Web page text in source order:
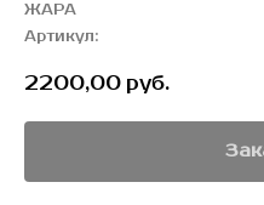
ЖАРА
Артикул:
2200,00 руб.